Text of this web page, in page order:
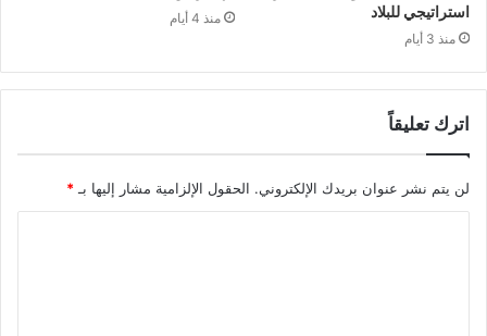
استراتيجي للبلاد
منذ 3 أيام
منذ 4 أيام
اترك تعليقاً
لن يتم نشر عنوان بريدك الإلكتروني. الحقول الإلزامية مشار إليها بـ *